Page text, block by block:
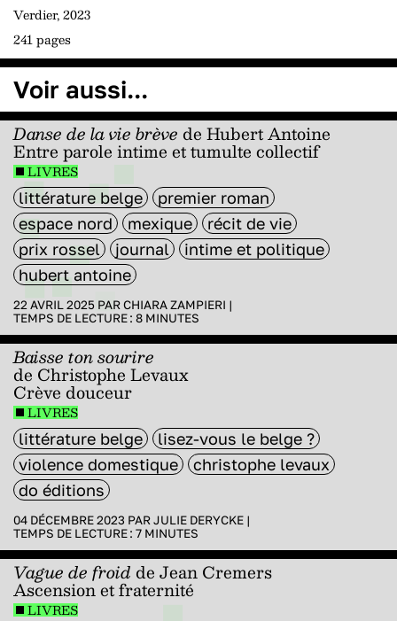
Verdier, 2023
241 pages
Voir aussi...
Danse de la vie brève de Hubert Antoine
Entre parole intime et tumulte collectif
LIVRES
littérature belge
premier roman
espace nord
mexique
récit de vie
prix rossel
journal
intime et politique
hubert antoine
22 AVRIL 2025 PARCHIARA ZAMPIERI |
TEMPS DE LECTURE : 8 MINUTES
Baisse ton sourire
de Christophe Levaux
Crève douceur
LIVRES
littérature belge
lisez-vous le belge ?
violence domestique
christophe levaux
do éditions
04 DÉCEMBRE 2023 PARJULIE DERYCKE |
TEMPS DE LECTURE : 7 MINUTES
Vague de froid de Jean Cremers
Ascension et fraternité
LIVRES